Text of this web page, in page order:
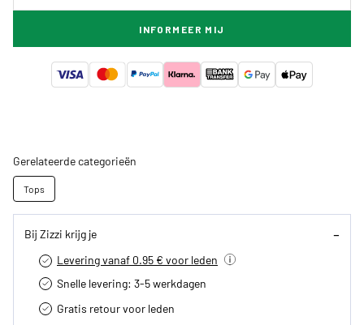
INFORMEER MIJ
Gerelateerde categorieën
Tops
Bij Zizzi krijg je
Levering vanaf 0.95 € voor leden
Snelle levering: 3-5 werkdagen
Gratis retour voor leden